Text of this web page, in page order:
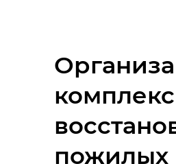
пожилых